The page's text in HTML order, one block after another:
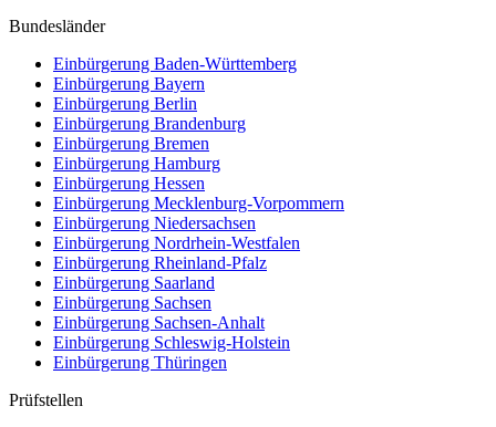
Bundesländer
Einbürgerung Baden-Württemberg
Einbürgerung Bayern
Einbürgerung Berlin
Einbürgerung Brandenburg
Einbürgerung Bremen
Einbürgerung Hamburg
Einbürgerung Hessen
Einbürgerung Mecklenburg-Vorpommern
Einbürgerung Niedersachsen
Einbürgerung Nordrhein-Westfalen
Einbürgerung Rheinland-Pfalz
Einbürgerung Saarland
Einbürgerung Sachsen
Einbürgerung Sachsen-Anhalt
Einbürgerung Schleswig-Holstein
Einbürgerung Thüringen
Prüfstellen